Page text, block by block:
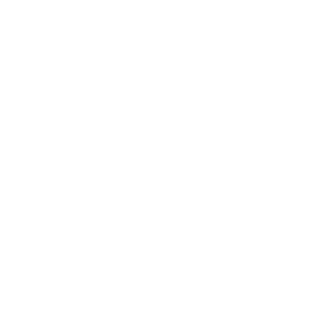
Financieras Interbancarias Mundiales"), una red
por letras y números. El BIC es necesario para
casos, optan tener un código SWIFT específico para
XXX, se refiere a la sede bancaria central. Si no, se
la cuenta de su destinatario y anular el pago.
y pedir que se anule la transferencia.